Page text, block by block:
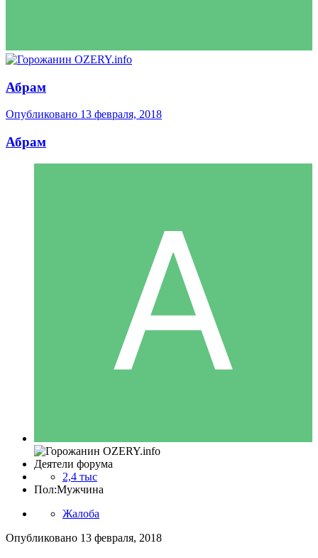
Абрам
Опубликовано 13 февраля, 2018
Абрам
Деятели форума
2,4 тыс
Пол:Мужчина
Жалоба
Опубликовано 13 февраля, 2018